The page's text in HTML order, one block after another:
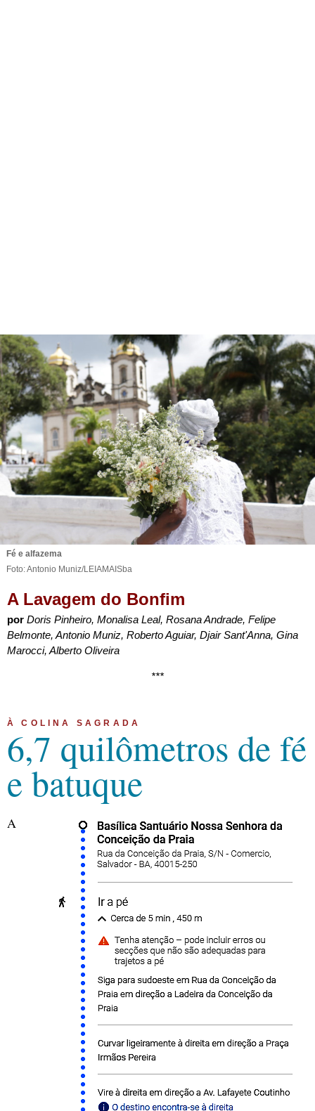
Fé e alfazema
Foto: Antonio Muniz/LEIAMAISba
A Lavagem do Bonfim
por Doris Pinheiro, Monalisa Leal, Rosana Andrade, Felipe
Belmonte, Antonio Muniz, Roberto Aguiar, Djair Sant'Anna, Gina
Marocci, Alberto Oliveira
***
À COLINA SAGRADA
6,7 quilômetros de fé
e batuque
A